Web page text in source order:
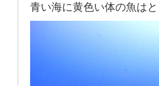
青い海に黄色い体の魚は